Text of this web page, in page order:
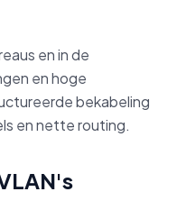
en in de
en hoge
bekabeling
en nette routing.